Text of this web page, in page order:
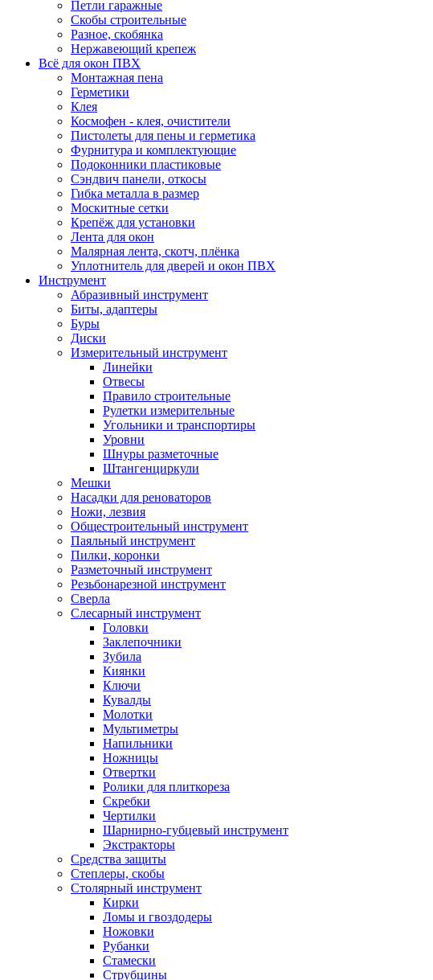
Петли гаражные
Скобы строительные
Разное, скобянка
Нержавеющий крепеж
Всё для окон ПВХ
Монтажная пена
Герметики
Клея
Космофен - клея, очистители
Пистолеты для пены и герметика
Фурнитура и комплектующие
Подоконники пластиковые
Сэндвич панели, откосы
Гибка металла в размер
Москитные сетки
Крепёж для установки
Лента для окон
Малярная лента, скотч, плёнка
Уплотнитель для дверей и окон ПВХ
Инструмент
Абразивный инструмент
Биты, адаптеры
Буры
Диски
Измерительный инструмент
Линейки
Отвесы
Правило строительные
Рулетки измерительные
Угольники и транспортиры
Уровни
Шнуры разметочные
Штангенциркули
Мешки
Насадки для реноваторов
Ножи, лезвия
Общестроительный инструмент
Паяльный инструмент
Пилки, коронки
Разметочный инструмент
Резьбонарезной инструмент
Сверла
Слесарный инструмент
Головки
Заклепочники
Зубила
Киянки
Ключи
Кувалды
Молотки
Мультиметры
Напильники
Ножницы
Отвертки
Ролики для плиткореза
Скребки
Чертилки
Шарнирно-губцевый инструмент
Экстракторы
Средства защиты
Степлеры, скобы
Столярный инструмент
Кирки
Ломы и гвоздодеры
Ножовки
Рубанки
Стамески
Струбцины